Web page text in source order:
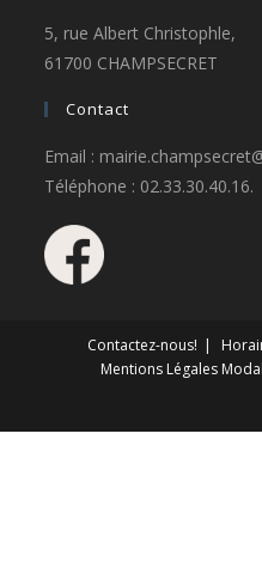
5, rue Albert Christophle,
61700 CHAMPSECRET
Contact
Email :
Téléphone : 02.33.30.40.16.
Contactez-nous!
Mentions Légales